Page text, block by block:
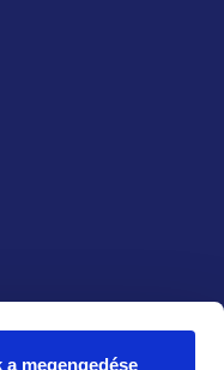
a megengedése